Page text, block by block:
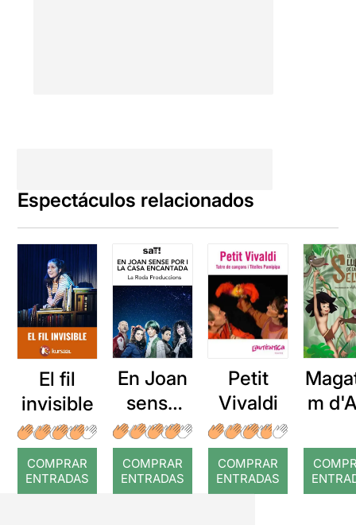
Espectáculos relacionados
El fil
invisible
COMPRAR
ENTRADAS
En Joan
sense
por i la
casa
encanta
da
COMPRAR
ENTRADAS
Petit
Vivaldi
COMPRAR
ENTRADAS
m
de